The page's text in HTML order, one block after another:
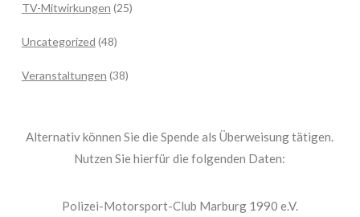
TV-Mitwirkungen (25)
Uncategorized (48)
Veranstaltungen (38)
Alternativ können Sie die Spende als Überweisung tätigen.
Nutzen Sie hierfür die folgenden Daten:
Polizei-Motorsport-Club Marburg 1990 e.V.